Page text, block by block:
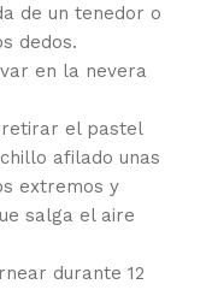
de un tenedor o
dedos.
en la nevera
retirar el pastel
afilado unas
extremos y
salga el aire
durante 12